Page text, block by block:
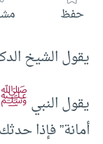
حفظ
يقول الشيخ
يقول النبيﷺ
أمانة” فإذا